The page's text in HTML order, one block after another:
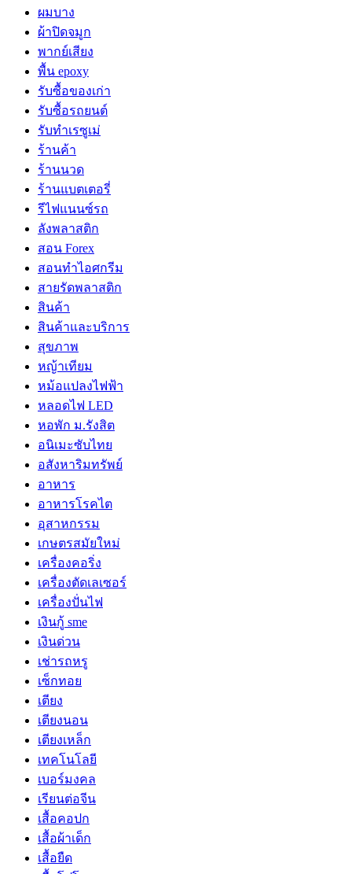
ผมบาง
ผ้าปิดจมูก
พากย์เสียง
พื้น epoxy
รับซื้อของเก่า
รับซื้อรถยนต์
รับทำเรซูเม่
ร้านค้า
ร้านนวด
ร้านแบตเตอรี่
รีไฟแนนซ์รถ
ลังพลาสติก
สอน Forex
สอนทำไอศกรีม
สายรัดพลาสติก
สินค้า
สินค้าและบริการ
สุขภาพ
หญ้าเทียม
หม้อแปลงไฟฟ้า
หลอดไฟ LED
หอพัก ม.รังสิต
อนิเมะซับไทย
อสังหาริมทรัพย์
อาหาร
อาหารโรคไต
อุสาหกรรม
เกษตรสมัยใหม่
เครื่องคอริ่ง
เครื่องตัดเลเซอร์
เครื่องปั่นไฟ
เงินกู้ sme
เงินด่วน
เช่ารถหรู
เซ็กทอย
เตียง
เตียงนอน
เตียงเหล็ก
เทคโนโลยี
เบอร์มงคล
เรียนต่อจีน
เสื้อคอปก
เสื้อผ้าเด็ก
เสื้อยืด